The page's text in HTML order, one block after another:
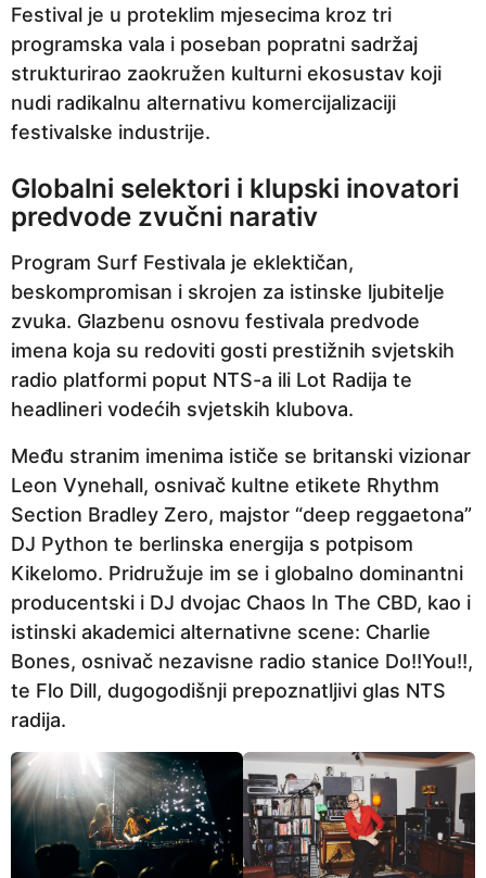
r
i
j
e
Festival je u proteklim mjesecima kroz tri
programska vala i poseban popratni sadržaj
strukturirao zaokružen kulturni ekosustav koji
nudi radikalnu alternativu komercijalizaciji
festivalske industrije.
Globalni selektori i klupski inovatori
predvode zvučni narativ
Program Surf Festivala je eklektičan,
beskompromisan i skrojen za istinske ljubitelje
zvuka. Glazbenu osnovu festivala predvode
imena koja su redoviti gosti prestižnih svjetskih
radio platformi poput NTS-a ili Lot Radija te
headlineri vodećih svjetskih klubova.
Među stranim imenima ističe se britanski vizionar
Leon Vynehall, osnivač kultne etikete Rhythm
Section Bradley Zero, majstor “deep reggaetona”
DJ Python te berlinska energija s potpisom
Kikelomo. Pridružuje im se i globalno dominantni
producentski i DJ dvojac Chaos In The CBD, kao i
istinski akademici alternativne scene: Charlie
Bones, osnivač nezavisne radio stanice Do!!You!!,
te Flo Dill, dugogodišnji prepoznatljivi glas NTS
radija.